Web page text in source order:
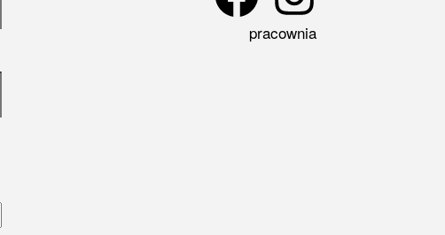
pracownia